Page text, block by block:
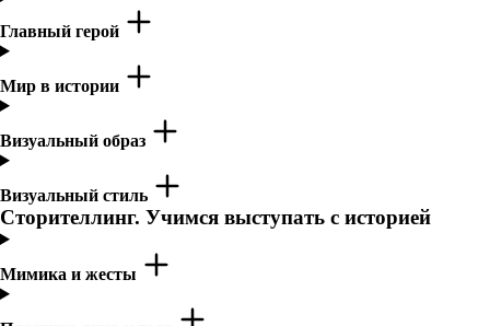
Главный герой
Мир в истории
Визуальный образ
Визуальный стиль
Сторителлинг. Учимся выступать с историей
Мимика и жесты